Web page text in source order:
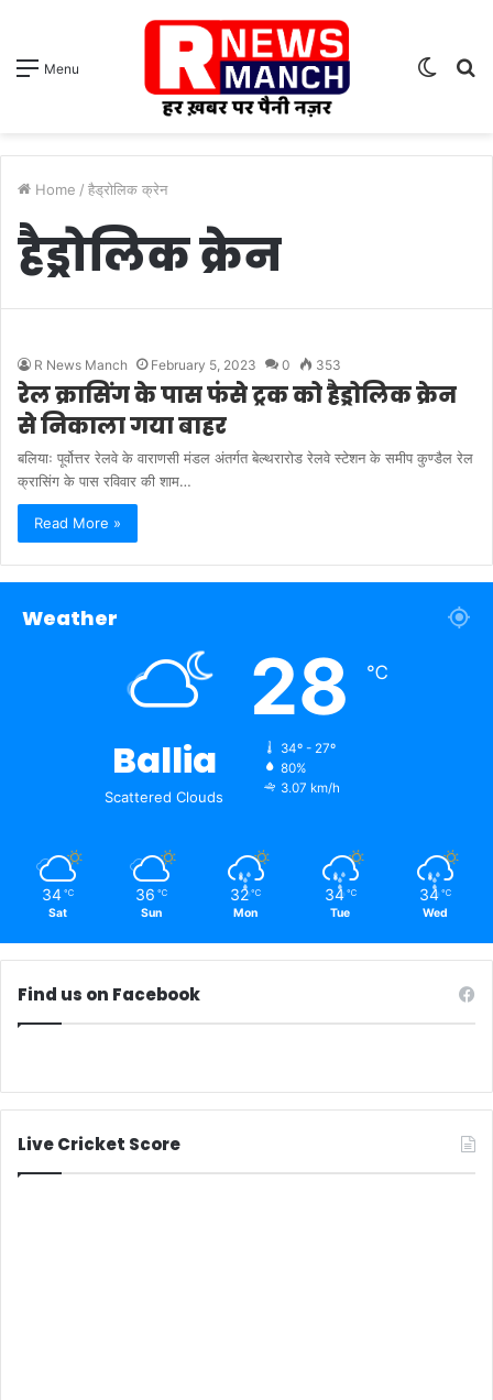
Menu
Switch
Home / हैड्रोलिक क्रेन
हैड्रोलिक क्रेन
R News Manch February 5, 2023 0 353
रेल क्रासिंग के पास फंसे ट्रक को हैड्रोलिक क्रेन
से निकाला गया बाहर
बलियाः पूर्वोत्तर रेलवे के वाराणसी मंडल अंतर्गत बेल्थरारोड रेलवे स्टेशन के समीप कुण्डैल रेल
क्रासिंग के पास रविवार की शाम…
Read More »
Weather
Ballia
Scattered Clouds
28 ℃
34º - 27º
80%
3.07 km/h
34 ℃
Sat
36 ℃
Sun
32 ℃
Mon
34 ℃
Tue
34 ℃
Wed
Find us on Facebook
Live Cricket Score